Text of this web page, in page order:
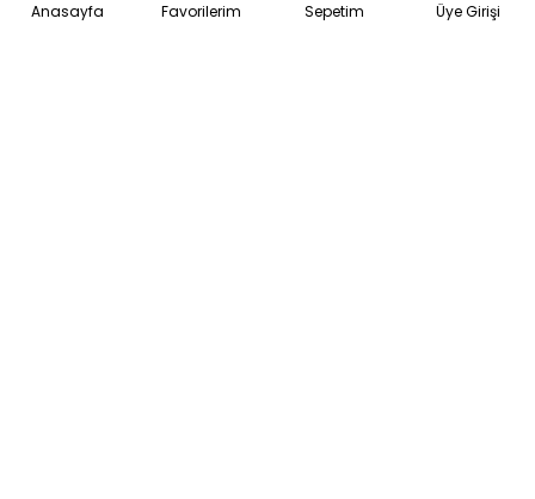
Anasayfa Favorilerim Sepetim Üye Girişi